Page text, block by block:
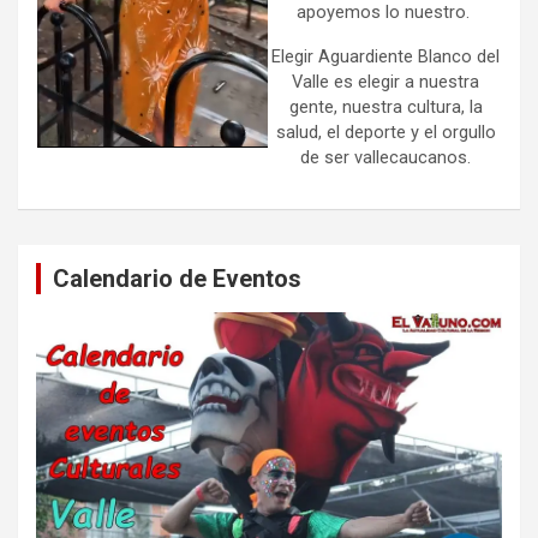
apoyemos lo nuestro.
Elegir Aguardiente Blanco del
Valle es elegir a nuestra
gente, nuestra cultura, la
salud, el deporte y el orgullo
de ser vallecaucanos.
Calendario de Eventos